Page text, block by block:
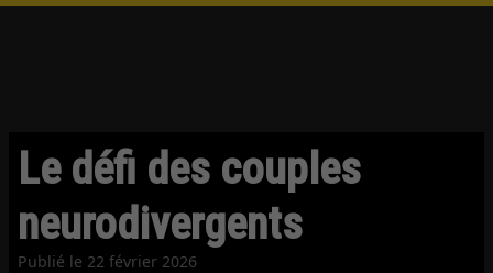
Le défi des couples
neurodivergents
Publié le 22 février 2026